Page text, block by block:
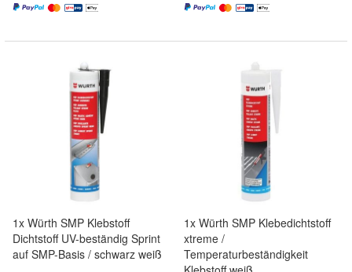
1x Würth SMP Klebstoff
Dichtstoff UV-beständig Sprint
auf SMP-Basis / schwarz weiß
1x Würth SMP Klebedichtstoff
xtreme /
Temperaturbeständigkeit